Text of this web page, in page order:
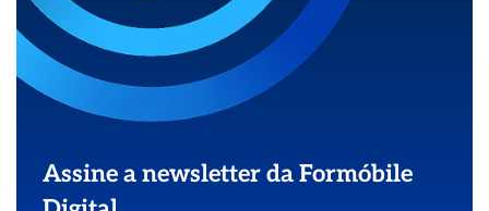
Assine a newsletter da Formóbile